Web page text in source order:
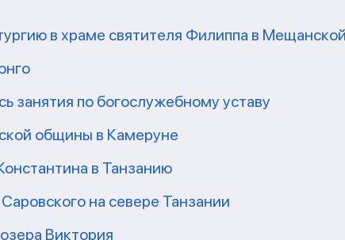
в храме святителя Филиппа в
занятия по богослужебному уставу
общины в Камеруне
в Танзанию
на севере Танзании
Виктория